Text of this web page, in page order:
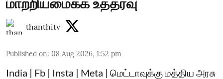
thanthitv
Published on: 08 Aug 2026, 1:52 pm
India | Fb | Insta | Meta | மெட்டாவுக்கு மத்திய அரசு